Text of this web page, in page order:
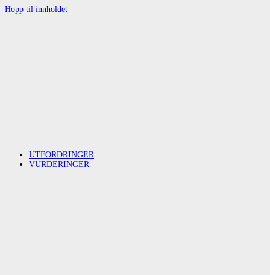
Hopp til innholdet
UTFORDRINGER
VURDERINGER